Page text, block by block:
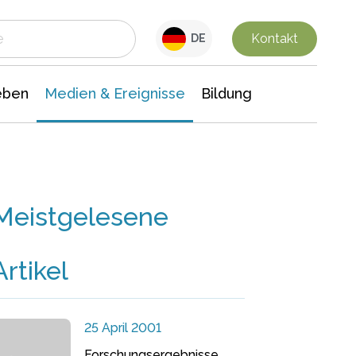
DE Kontakt
Medien & Ereignisse Bildung
25 April 2001